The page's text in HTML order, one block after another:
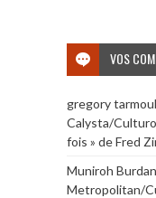
VOS
gregory tarmoul
Calysta/
fois » de Fred
Muniroh
Metropolitan/